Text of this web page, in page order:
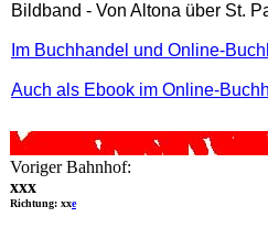
Bildband - Von Altona über St.
Im Buchhandel und Online-
Auch als Ebook im Online-
Voriger Bahnhof:
xxx
Richtung: xxe